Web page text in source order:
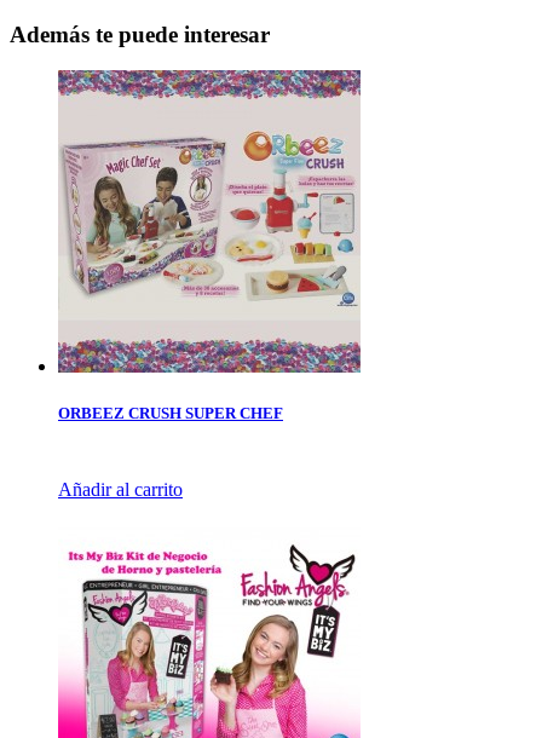
Además te puede interesar
ORBEEZ CRUSH SUPER CHEF
Añadir al carrito